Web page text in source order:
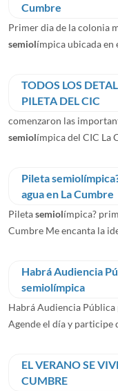
Cumbre
Primer dia de la colonia
semiolímpica ubicada en
TODOS LOS
PILETA DEL CIC
comenzaron las
semiolímpica del CIC La
Pileta
agua en La Cumbre
Piletasemiolímpica?
Cumbre Me encanta la
Habrá Audiencia
semiolímpica
Habrá Audiencia
Agende el día y participe
EL VERANO SE
CUMBRE